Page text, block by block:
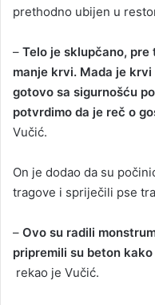
prethodno ubijen u
– Telo je sklupčano,
manje krvi. Mada je
gotovo sa sigurnošću
potvrdimo da je reč o
Vučić.
On je dodao da su
tragove i spriječili pse
– Ovo su radili
pripremili su beton
rekao je Vučić.